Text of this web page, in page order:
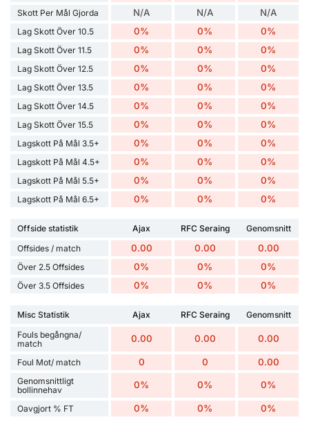
Skott Per Mål Gjorda N/A N/A N/A
Lag Skott Över 10.5 0% 0% 0%
Lag Skott Över 11.5 0% 0% 0%
Lag Skott Över 12.5 0% 0% 0%
Lag Skott Över 13.5 0% 0% 0%
Lag Skott Över 14.5 0% 0% 0%
Lag Skott Över 15.5 0% 0% 0%
Lagskott På Mål 3.5+ 0% 0% 0%
Lagskott På Mål 4.5+ 0% 0% 0%
Lagskott På Mål 5.5+ 0% 0% 0%
Lagskott På Mål 6.5+ 0% 0% 0%
Offside statistik Ajax RFC Seraing
Genomsnitt
Offsides / match
0.00 0.00 0.00
Över 2.5 Offsides 0% 0% 0%
Över 3.5 Offsides 0% 0% 0%
Misc Statistik Ajax RFC Seraing
Genomsnitt
Fouls begångna/
match
0.00 0.00 0.00
Foul Mot/ match 0 0 0.00
Genomsnittligt
bollinnehav
0% 0% 0%
Oavgjort % FT 0% 0% 0%